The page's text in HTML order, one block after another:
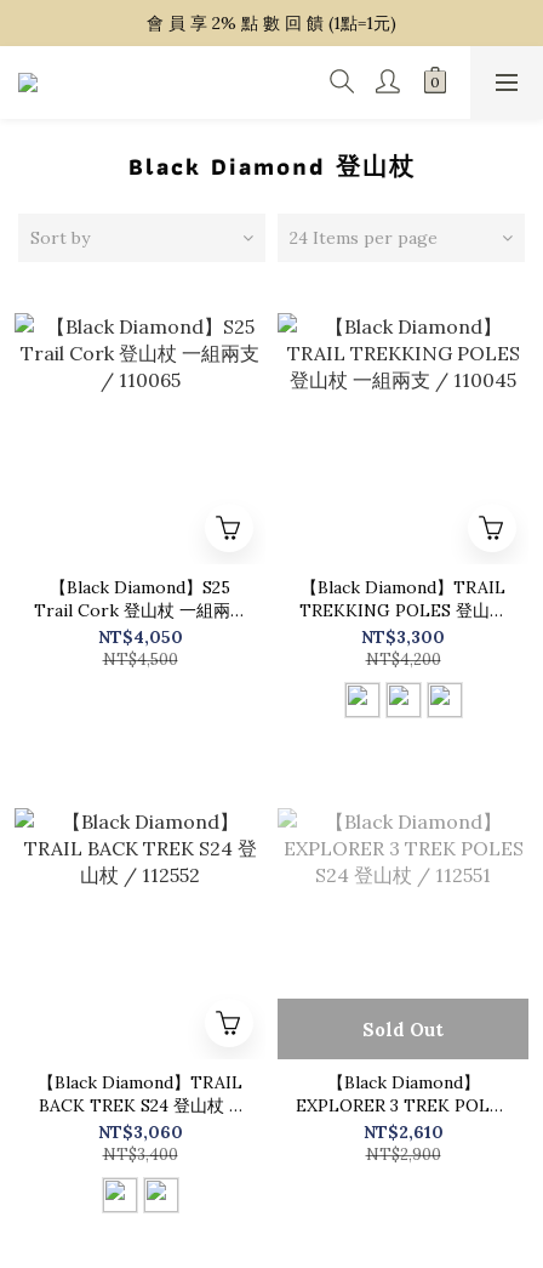
~ 單 筆 消 費 滿 $ 1 5 0 0 免 運 費 ~
會 員 享 2% 點 數 回 饋 (1點=1元)
~ 單 筆 消 費 滿 $ 1 5 0 0 免 運 費 ~
Black Diamond 登山杖
Sort by 24 Items per page
【Black Diamond】S25
Trail Cork 登山杖 一組兩支
/ 110065
NT$4,050
NT$4,500
【Black Diamond】TRAIL
TREKKING POLES 登山杖
一組兩支 / 110045
NT$3,300
NT$4,200
【Black Diamond】TRAIL
BACK TREK S24 登山杖 /
112552
NT$3,060
NT$3,400
Sold Out
【Black Diamond】
EXPLORER 3 TREK POLES
S24 登山杖 / 112551
NT$2,610
NT$2,900